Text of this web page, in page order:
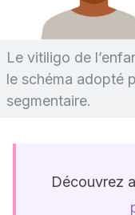
Le vitiligo de
le schéma adopté
segmentaire.
Découvrez